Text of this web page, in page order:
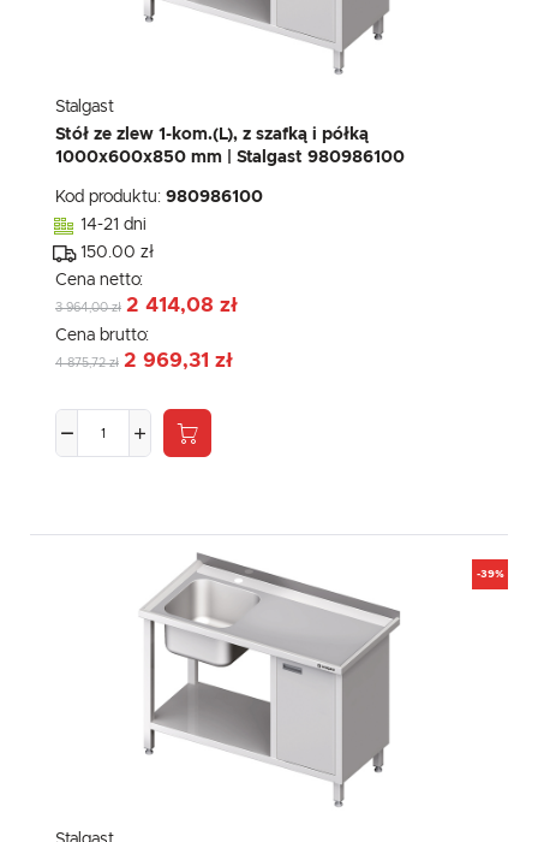
Stalgast
Stół ze zlew 1-kom.(L), z szafką i półką
1000x600x850 mm | Stalgast 980986100
Kod produktu: 980986100
14-21 dni
150.00 zł
Cena netto:
3 964,00 zł 2 414,08 zł
Cena brutto:
4 875,72 zł 2 969,31 zł
-39%